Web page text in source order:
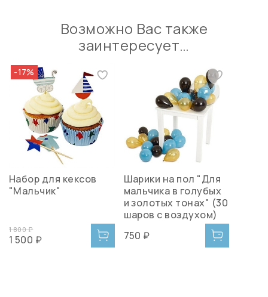
Возможно Вас также
заинтересует…
-17%
Набор для кексов
"Мальчик"
1 800 ₽
1 500 ₽
Шарики на пол "Для
мальчика в голубых
и золотых тонах" (30
шаров с воздухом)
750 ₽